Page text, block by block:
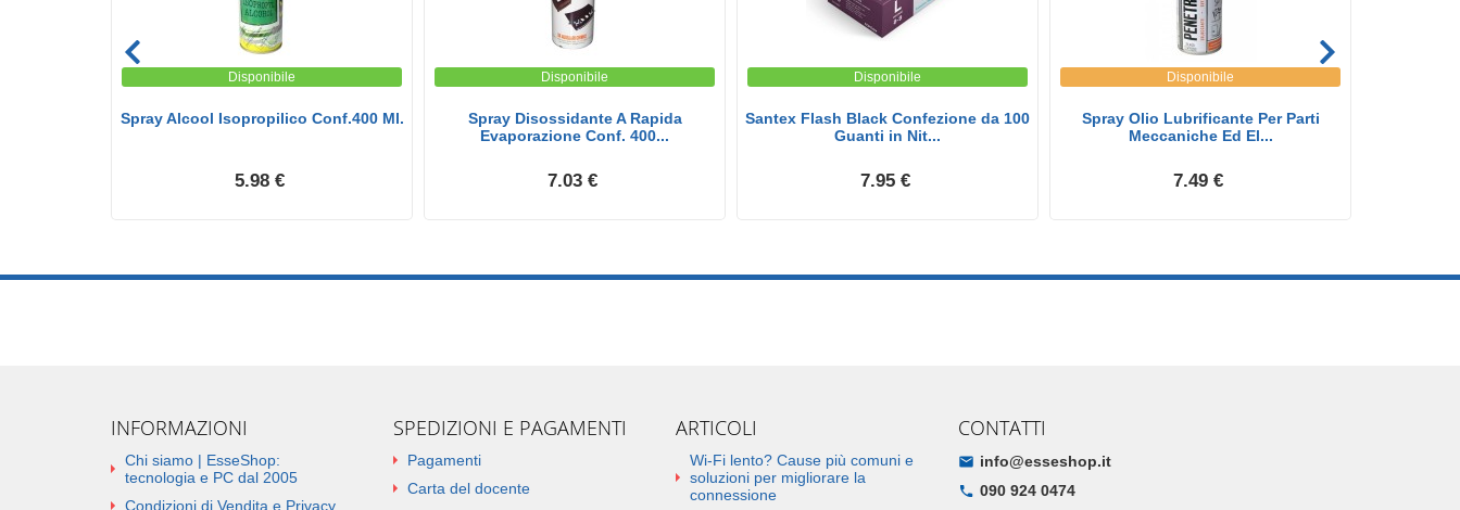
Disponibile
Spray Alcool Isopropilico Conf.400 Ml.
5.98 €
Disponibile
Spray Disossidante A Rapida
Evaporazione Conf. 400...
7.03 €
Disponibile
Santex Flash Black Confezione da 100
Guanti in Nit...
7.95 €
Disponibile
Spray Olio Lubrificante Per Parti
Meccaniche Ed El...
7.49 €
INFORMAZIONI
Chi siamo | EsseShop:
tecnologia e PC dal 2005
Condizioni di Vendita e Privacy
SPEDIZIONI E PAGAMENTI
Pagamenti
Carta del docente
ARTICOLI
Wi-Fi lento? Cause più comuni e
soluzioni per migliorare la
connessione
CONTATTI
info@esseshop.it
090 924 0474